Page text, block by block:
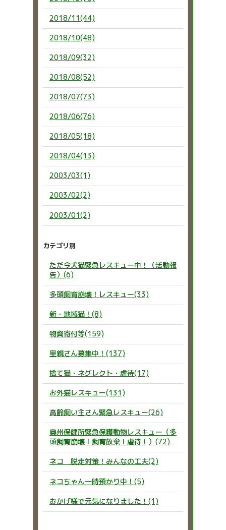
2018/11(44)
2018/10(48)
2018/09(32)
2018/08(52)
2018/07(73)
2018/06(76)
2018/05(18)
2018/04(13)
2003/03(1)
2003/02(2)
2003/01(2)
カテゴリ別
ただ今犬猫緊急レスキュー中！（活動報
告）(6)
多頭飼育崩壊！レスキュー(33)
新・地域猫！(8)
物資寄付等(159)
里親さん募集中！(137)
捨て猫・ネグレクト・虐待(17)
お外猫レスキュー(131)
高齢飼い主さん緊急レスキュー(26)
奥州保健所緊急保護動物レスキュー（多
頭飼育崩壊！飼育放棄！虐待！）(72)
ネコ 脱走対策！みんなの工夫(2)
ネコちゃん一時預かり中！(5)
おかげ様で元気になりました！(1)